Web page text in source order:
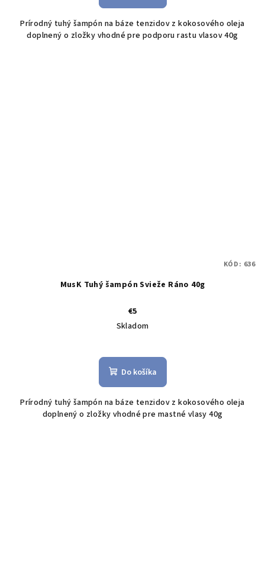
Prírodný tuhý šampón na báze tenzidov z kokosového oleja
doplnený o zložky vhodné pre podporu rastu vlasov 40g
MusK Tuhý šampón Svieže Ráno 40g
€5
Skladom
Do košíka
Prírodný tuhý šampón na báze tenzidov z kokosového oleja
doplnený o zložky vhodné pre mastné vlasy 40g
KÓD: 636